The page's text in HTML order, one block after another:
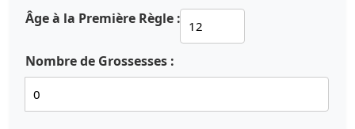
Âge à la Première Règle :
Nombre de Grossesses :